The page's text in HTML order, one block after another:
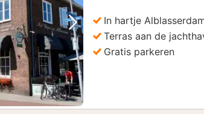
Volgende foto
In hartje
Terras aan de
Gratis parkeren